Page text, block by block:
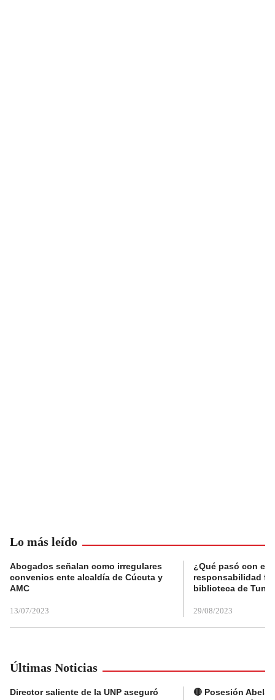
Lo más leído
Abogados señalan como irregulares
convenios ente alcaldía de Cúcuta y
AMC
13/07/2023
¿Qué pasó con el
responsabilidad
biblioteca de
29/08/2023
Últimas Noticias
Director saliente de la UNP aseguró
🔴 Posesión